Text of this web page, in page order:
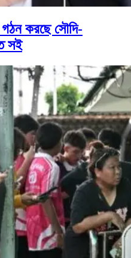
করছে সৌদি-
সই